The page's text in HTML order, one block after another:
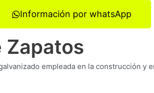
Información por whatsApp
Zapatos
empleada en la construcción y